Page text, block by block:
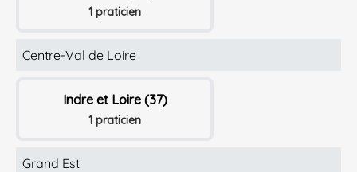
1 praticien
Centre-Val de Loire
Indre et Loire (37)
1 praticien
Grand Est